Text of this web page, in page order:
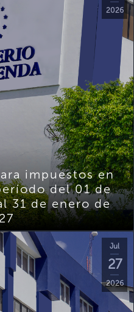
2026
impuestos en
del 01 de
31 de enero de
Jul
27
2026